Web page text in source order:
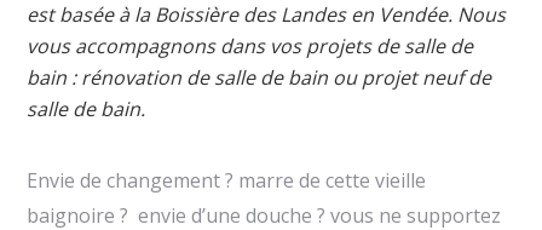
est basée à la Boissière des Landes en Vendée. Nous
vous accompagnons dans vos projets de salle de
bain : rénovation de salle de bain ou projet neuf de
salle de bain.
Envie de changement ? marre de cette vieille
baignoire ? envie d’une douche ? vous ne supportez